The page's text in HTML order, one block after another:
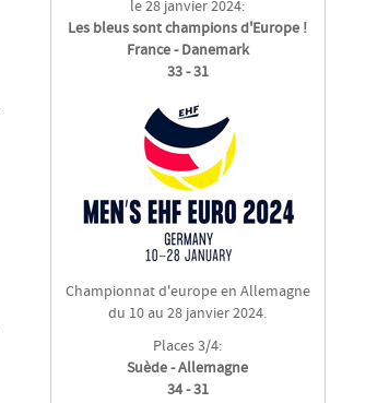
le 28 janvier 2024:
Les bleus sont champions d'Europe !
France - Danemark
33 - 31
Championnat d'europe en Allemagne
du 10 au 28 janvier 2024.
Places 3/4:
Suède - Allemagne
34 - 31